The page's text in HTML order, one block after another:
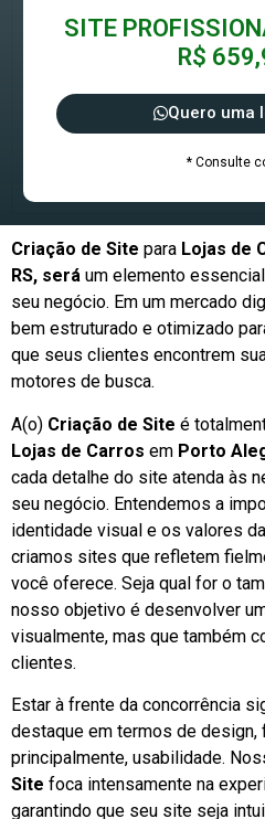
SITE
R$
Quero uma
* Consulte
Criação de Site para Lojas de
RS, será um elemento
seu negócio. Em um mercado
bem estruturado e otimizado
que seus clientes encontrem
motores de busca.
A(o) Criação de Site é
Lojas de Carros em Porto
cada detalhe do site atenda às
seu negócio. Entendemos a
identidade visual e os valores
criamos sites que refletem
você oferece. Seja qual for o
nosso objetivo é desenvolver
visualmente, mas que também
clientes.
Estar à frente da concorrência
destaque em termos de design,
principalmente, usabilidade.
Site foca intensamente na
garantindo que seu site seja